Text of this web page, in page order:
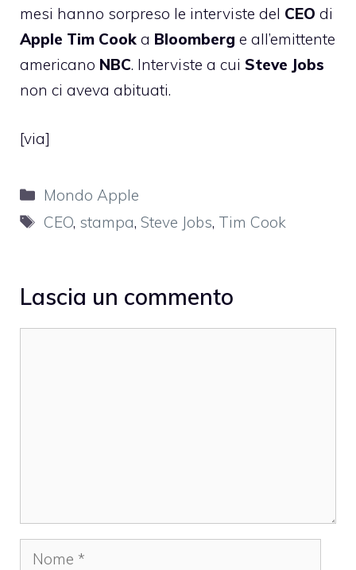
mesi hanno sorpreso le interviste del CEO di
Apple Tim Cook a Bloomberg e all’emittente
americano NBC. Interviste a cui Steve Jobs
non ci aveva abituati.
[via]
Categorie
Mondo Apple
Tag
CEO, stampa,Steve Jobs, Tim Cook
Lascia un commento
Nome